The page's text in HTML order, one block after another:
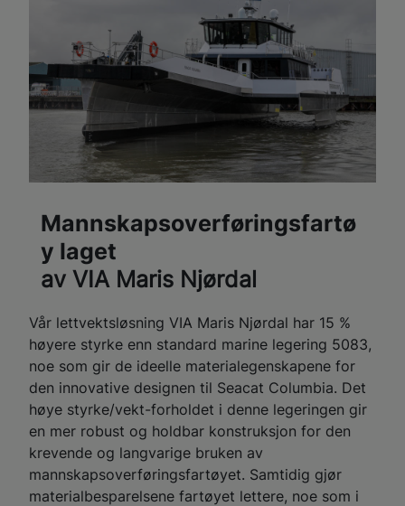
Mannskapsoverføringsfartø
y laget
av VIA Maris Njørdal
Vår lettvektsløsning VIA Maris Njørdal har 15 %
høyere styrke enn standard marine legering 5083,
noe som gir de ideelle materialegenskapene for
den innovative designen til Seacat Columbia. Det
høye styrke/vekt-forholdet i denne legeringen gir
en mer robust og holdbar konstruksjon for den
krevende og langvarige bruken av
mannskapsoverføringsfartøyet. Samtidig gjør
materialbesparelsene fartøyet lettere, noe som i